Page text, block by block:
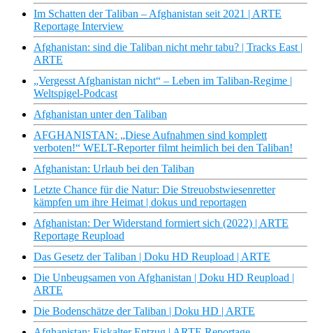
Im Schatten der Taliban – Afghanistan seit 2021 | ARTE
Reportage Interview
Afghanistan: sind die Taliban nicht mehr tabu? | Tracks East |
ARTE
„Vergesst Afghanistan nicht“ – Leben im Taliban-Regime |
Weltspigel-Podcast
Afghanistan unter den Taliban
AFGHANISTAN: „Diese Aufnahmen sind komplett
verboten!“ WELT-Reporter filmt heimlich bei den Taliban!
Afghanistan: Urlaub bei den Taliban
Letzte Chance für die Natur: Die Streuobstwiesenretter
kämpfen um ihre Heimat | dokus und reportagen
Afghanistan: Der Widerstand formiert sich (2022) | ARTE
Reportage Reupload
Das Gesetz der Taliban | Doku HD Reupload | ARTE
Die Unbeugsamen von Afghanistan | Doku HD Reupload |
ARTE
Die Bodenschätze der Taliban | Doku HD | ARTE